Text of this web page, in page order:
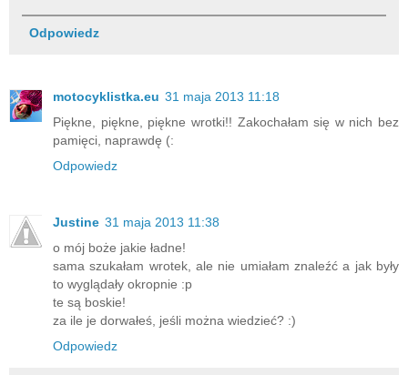
Odpowiedz
motocyklistka.eu 31 maja 2013 11:18
Piękne, piękne, piękne wrotki!! Zakochałam się w nich bez
pamięci, naprawdę (:
Odpowiedz
Justine 31 maja 2013 11:38
o mój boże jakie ładne!
sama szukałam wrotek, ale nie umiałam znaleźć a jak były
to wyglądały okropnie :p
te są boskie!
za ile je dorwałeś, jeśli można wiedzieć? :)
Odpowiedz